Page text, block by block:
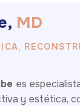
, MD
es
y estética,